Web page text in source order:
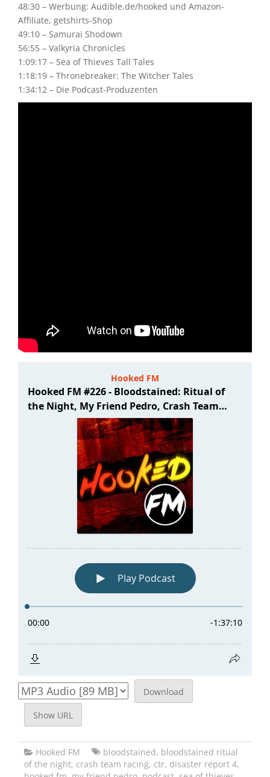
48:30 – Werbung: Audible.de/hooked und Amazon-
Affiliate, getshirts-Shop
49:10 – Samurai Shodown
56:55 – Valkyria Chronicles
1:09:17 – Sea of Thieves Tall Tales
1:18:19 – Thronebreaker: The Witcher Tales
1:34:12 – Die Podcast-Produzenten
Download
Show URL
Hooked FM bloodstained, bloodstained ritual
of the night, crash team racing, ctr, disaster report 4,